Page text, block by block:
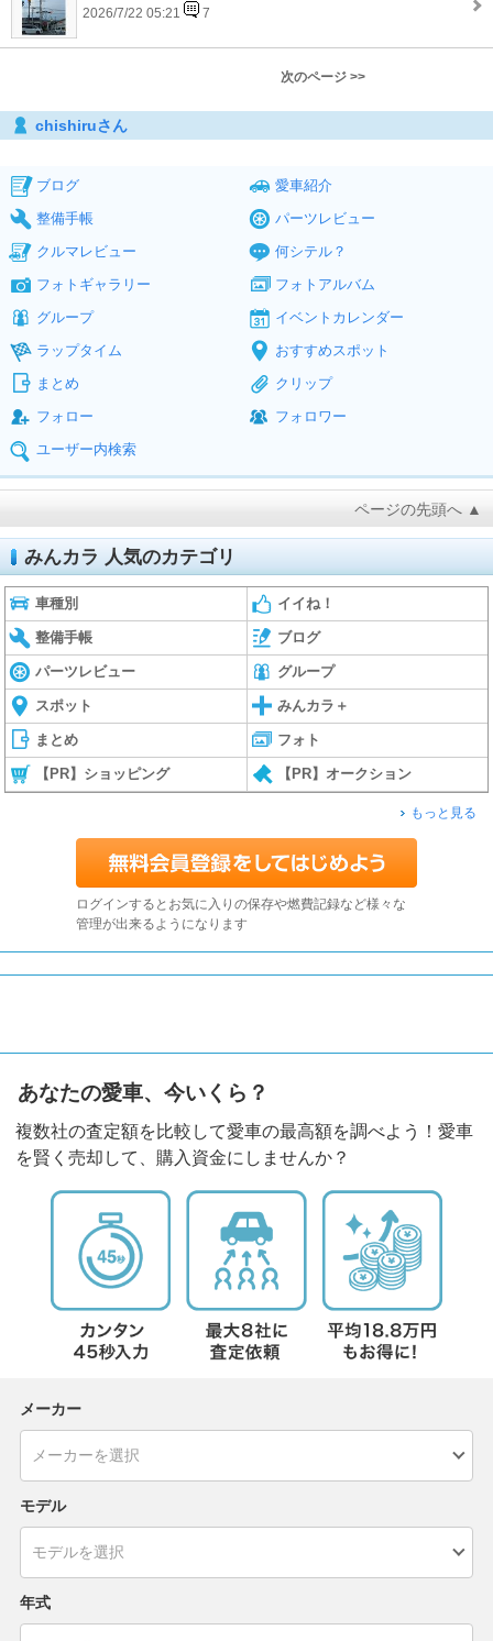
2026/7/22 05:21 7
次のページ >>
chishiruさん
ブログ
愛車紹介
整備手帳
パーツレビュー
クルマレビュー
何シテル？
フォトギャラリー
フォトアルバム
グループ
イベントカレンダー
ラップタイム
おすすめスポット
まとめ
クリップ
フォロー
フォロワー
ユーザー内検索
ページの先頭へ ▲
みんカラ 人気のカテゴリ
車種別 イイね！
整備手帳 ブログ
パーツレビュー グループ
スポット みんカラ＋
まとめ フォト
【PR】ショッピング 【PR】オークション
もっと見る
ログインするとお気に入りの保存や燃費記録など様々な
管理が出来るようになります
あなたの愛車、今いくら？
複数社の査定額を比較して愛車の最高額を調べよう！愛車
を賢く売却して、購入資金にしませんか？
メーカー
モデル
年式